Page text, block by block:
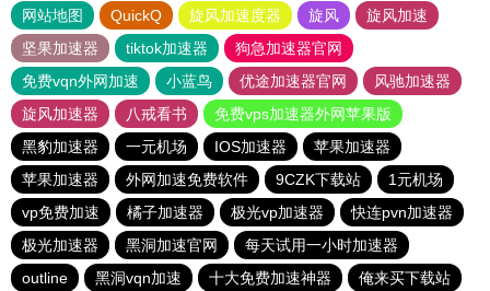
网站地图 QuickQ 旋风加速度器 旋风
旋风加速
坚果加速器
tiktok加速器
狗急加速器官网
免费vqn外网加速
小蓝鸟 优途加速器官网
风驰加速器
旋风加速器
八戒看书
免费vps加速器外网苹果版
黑豹加速器
一元机场 IOS加速器
苹果加速器
苹果加速器
外网加速免费软件 9CZK下载站
1元机场
vp免费加速
橘子加速器 极光vp加速器
快连pvn加速器
极光加速器
黑洞加速官网
每天试用一小时加速器
outline
黑洞vqn加速 十大免费加速神器 俺来买下载站